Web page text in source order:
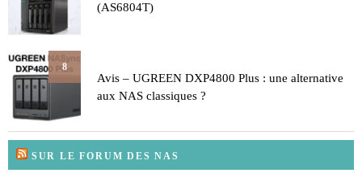
(AS6804T)
8
Avis – UGREEN DXP4800 Plus : une alternative
aux NAS classiques ?
SUR LE FORUM DES NAS